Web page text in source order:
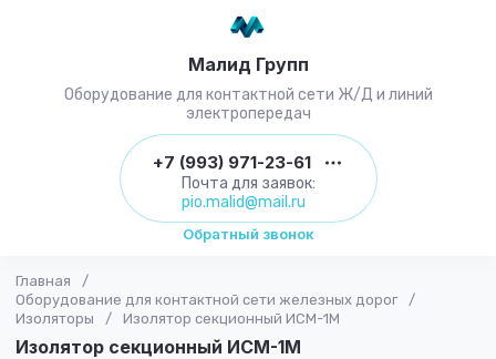
Малид Групп
Оборудование для контактной сети Ж/Д и линий
электропередач
+7 (993) 971-23-61
Почта для заявок:
pio.malid@mail.ru
Обратный звонок
Главная
/
Оборудование для контактной сети железных дорог
/
Изоляторы
/ Изолятор секционный ИСМ-1М
Изолятор секционный ИСМ-1М